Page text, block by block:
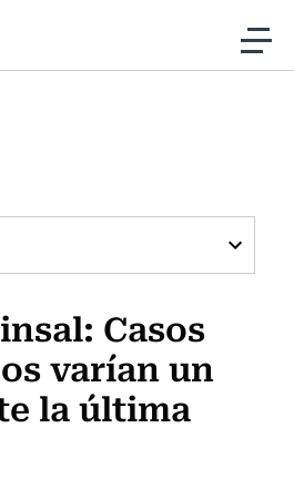
al contenido
TV Usach
Casos
varían un
la última